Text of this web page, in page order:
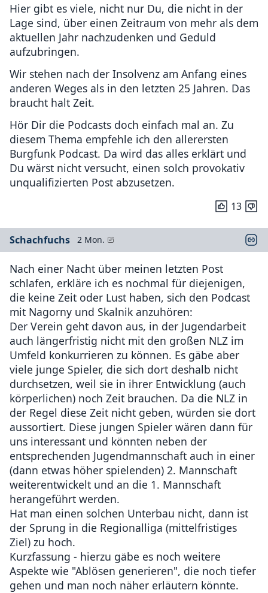
Hier gibt es viele, nicht nur Du, die nicht in der
Lage sind, über einen Zeitraum von mehr als dem
aktuellen Jahr nachzudenken und Geduld
aufzubringen.
Wir stehen nach der Insolvenz am Anfang eines
anderen Weges als in den letzten 25 Jahren. Das
braucht halt Zeit.
Hör Dir die Podcasts doch einfach mal an. Zu
diesem Thema empfehle ich den allerersten
Burgfunk Podcast. Da wird das alles erklärt und
Du wärst nicht versucht, einen solch provokativ
unqualifizierten Post abzusetzen.
13
Schachfuchs 2 Mon.
Nach einer Nacht über meinen letzten Post
schlafen, erkläre ich es nochmal für diejenigen,
die keine Zeit oder Lust haben, sich den Podcast
mit Nagorny und Skalnik anzuhören:
Der Verein geht davon aus, in der Jugendarbeit
auch längerfristig nicht mit den großen NLZ im
Umfeld konkurrieren zu können. Es gäbe aber
viele junge Spieler, die sich dort deshalb nicht
durchsetzen, weil sie in ihrer Entwicklung (auch
körperlichen) noch Zeit brauchen. Da die NLZ in
der Regel diese Zeit nicht geben, würden sie dort
aussortiert. Diese jungen Spieler wären dann für
uns interessant und könnten neben der
entsprechenden Jugendmannschaft auch in einer
(dann etwas höher spielenden) 2. Mannschaft
weiterentwickelt und an die 1. Mannschaft
herangeführt werden.
Hat man einen solchen Unterbau nicht, dann ist
der Sprung in die Regionalliga (mittelfristiges
Ziel) zu hoch.
Kurzfassung - hierzu gäbe es noch weitere
Aspekte wie "Ablösen generieren", die noch tiefer
gehen und man noch näher erläutern könnte.